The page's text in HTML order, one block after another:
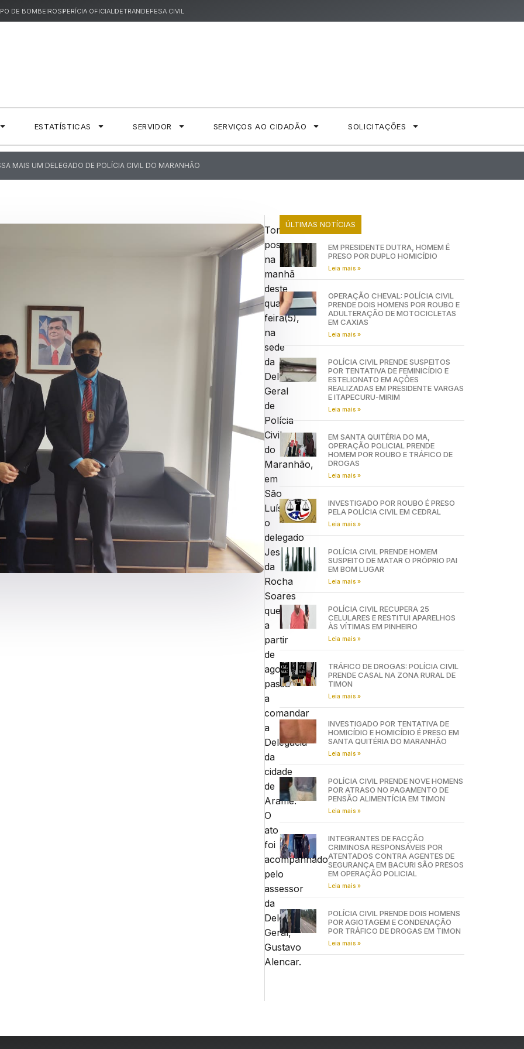
DE BOMBEIROSPERÍCIA OFICIALDETRANDEFESA CIVIL
ESTATÍSTICAS SERVIDOR SERVIÇOS AO CIDADÃO SOLICITAÇÕES
MAIS UM DELEGADO DE POLÍCIA CIVIL DO MARANHÃO
Tomou
posse
na
manhã
deste
quarta-
feira(5),
na
sede
da
Delegacia-
Geral
de
Polícia
Civil
do
Maranhão,
em
São
Luís,
o
delegado
Jessé
da
Rocha
Soares
que
a
partir
de
agora
passa
a
comandar
a
Delegacia
da
cidade
de
Arame.
O
ato
foi
acompanhado
pelo
assessor
da
Delegacia-
Geral,
Gustavo
Alencar.
ÚLTIMAS NOTÍCIAS
EM PRESIDENTE DUTRA, HOMEM É
PRESO POR DUPLO HOMICÍDIO
Leia mais »
OPERAÇÃO CHEVAL: POLÍCIA CIVIL
PRENDE DOIS HOMENS POR ROUBO E
ADULTERAÇÃO DE MOTOCICLETAS
EM CAXIAS
Leia mais »
POLÍCIA CIVIL PRENDE SUSPEITOS
POR TENTATIVA DE FEMINICÍDIO E
ESTELIONATO EM AÇÕES
REALIZADAS EM PRESIDENTE VARGAS
E ITAPECURU-MIRIM
Leia mais »
EM SANTA QUITÉRIA DO MA,
OPERAÇÃO POLICIAL PRENDE
HOMEM POR ROUBO E TRÁFICO DE
DROGAS
Leia mais »
INVESTIGADO POR ROUBO É PRESO
PELA POLÍCIA CIVIL EM CEDRAL
Leia mais »
POLÍCIA CIVIL PRENDE HOMEM
SUSPEITO DE MATAR O PRÓPRIO PAI
EM BOM LUGAR
Leia mais »
POLÍCIA CIVIL RECUPERA 25
CELULARES E RESTITUI APARELHOS
ÀS VÍTIMAS EM PINHEIRO
Leia mais »
TRÁFICO DE DROGAS: POLÍCIA CIVIL
PRENDE CASAL NA ZONA RURAL DE
TIMON
Leia mais »
INVESTIGADO POR TENTATIVA DE
HOMICÍDIO E HOMICÍDIO É PRESO EM
SANTA QUITÉRIA DO MARANHÃO
Leia mais »
POLÍCIA CIVIL PRENDE NOVE HOMENS
POR ATRASO NO PAGAMENTO DE
PENSÃO ALIMENTÍCIA EM TIMON
Leia mais »
INTEGRANTES DE FACÇÃO
CRIMINOSA RESPONSÁVEIS POR
ATENTADOS CONTRA AGENTES DE
SEGURANÇA EM BACURI SÃO PRESOS
EM OPERAÇÃO POLICIAL
Leia mais »
POLÍCIA CIVIL PRENDE DOIS HOMENS
POR AGIOTAGEM E CONDENAÇÃO
POR TRÁFICO DE DROGAS EM TIMON
Leia mais »